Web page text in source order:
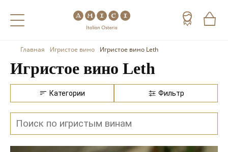
Назад
Чай
Кофе
Назад
Шампанское
Игристое вино
Портвейн
Назад
Коньяк
Арманьяк
Текила
Главная Игристое вино Игристое вино Leth
Игристое вино Leth
Категории Фильтр